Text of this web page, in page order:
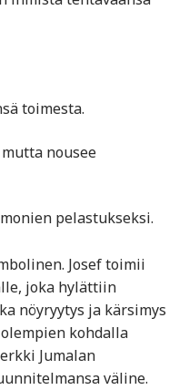
toimesta.
nousee
pelastukseksi.
Josef toimii
joka hylättiin
nöyryytys ja kärsimys
kohdalla
Jumalan
väline.